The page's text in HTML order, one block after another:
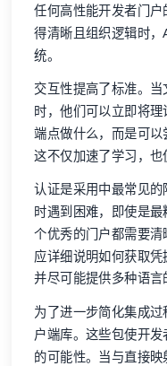
任何高性能开发者门
得清晰且组织逻辑时
统。
交互性提高了标准。
时，他们可以立即将
端点做什么，而是可以
这不仅加速了学习，也
认证是采用中最常见
时遇到困难，即使是
个优秀的门户都需要
应详细说明如何获取凭
并尽可能提供多种语言
为了进一步简化集成
户端库。这些包使开
的可能性。当与直接